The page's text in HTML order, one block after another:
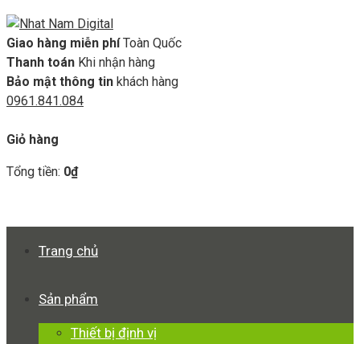
Giao hàng miễn phí Toàn Quốc
Thanh toán Khi nhận hàng
Bảo mật thông tin khách hàng
0961.841.084
Giỏ hàng
Tổng tiền: 0₫
Trang chủ
Sản phẩm
Thiết bị định vị